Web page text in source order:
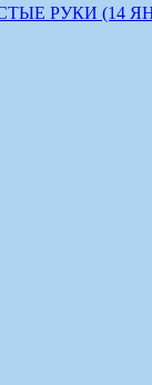
(14